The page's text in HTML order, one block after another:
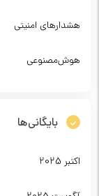
هشدارهای امنیتی
هوش‌مصنوعی
بایگانی‌ها
اکتبر 2025